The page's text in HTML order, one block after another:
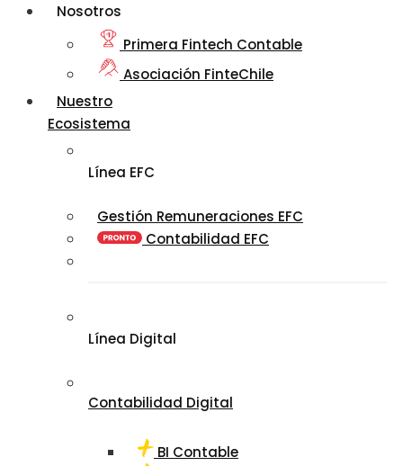
Nosotros
Primera Fintech Contable
Asociación FinteChile
Nuestro
Ecosistema
Línea EFC
Gestión Remuneraciones EFC
Contabilidad EFC
Línea Digital
Contabilidad Digital
BI Contable